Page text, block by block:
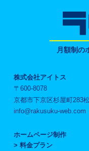
月額制の
株式会社アイトス
〒600-8078
京都市下京区杉屋町283
info@rakusuku-web.com
ホームページ制作
料金プラン